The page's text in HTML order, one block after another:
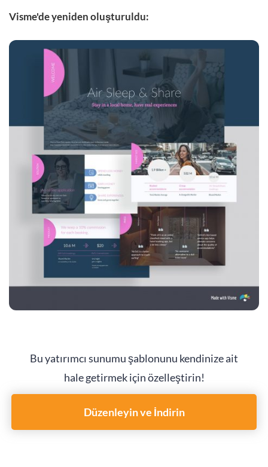
Visme'de yeniden oluşturuldu:
Bu yatırımcı sunumu şablonunu kendinize ait
hale getirmek için özelleştirin!
Düzenleyin ve İndirin